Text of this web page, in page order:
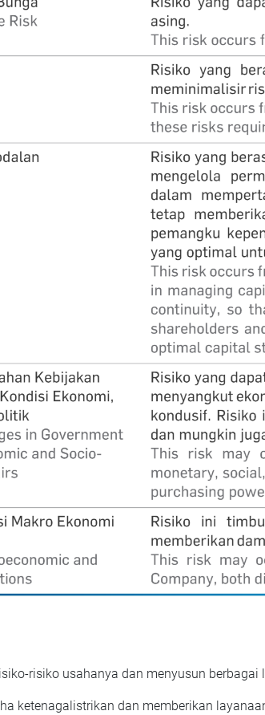
risiko usahanya dan menyusun
ketenagalistrikan dan memberikan